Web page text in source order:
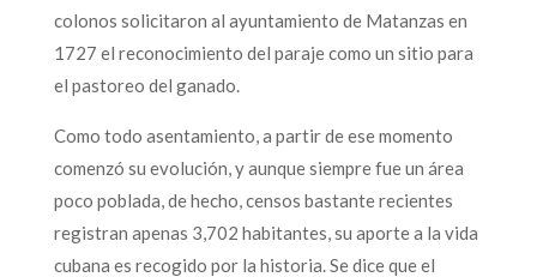
colonos solicitaron al ayuntamiento de Matanzas en
1727 el reconocimiento del paraje como un sitio para
el pastoreo del ganado.
Como todo asentamiento, a partir de ese momento
comenzó su evolución, y aunque siempre fue un área
poco poblada, de hecho, censos bastante recientes
registran apenas 3,702 habitantes, su aporte a la vida
cubana es recogido por la historia. Se dice que el